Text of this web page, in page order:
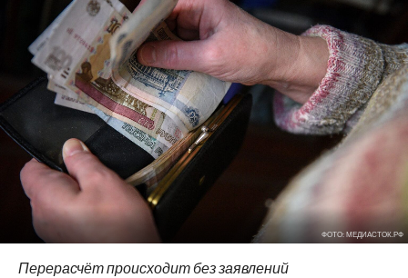
ФОТО: МЕДИАСТОК.РФ
Перерасчёт происходит без заявлений